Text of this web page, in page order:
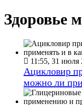
Здоровье
11:55, 31 июля
Ацикловир
можно ли